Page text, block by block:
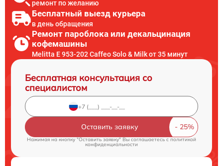
ремонт по желанию
Бесплатный выезд курьера
в день обращения
Ремонт пароблока или декальцинация
кофемашины
Melitta Е 953-202 Caffeo Solo & Milk от 35 минут
Бесплатная консультация со
специалистом
Оставить заявку
Нажимая на кнопку "Оставить заявку" Вы соглашаетесь cполитикой
конфиденциальности